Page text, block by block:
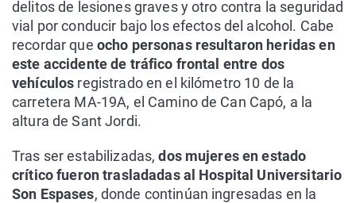
delitos de lesiones graves y otro contra la seguridad
vial por conducir bajo los efectos del alcohol. Cabe
recordar que ocho personas resultaron heridas en
este accidente de tráfico frontal entre dos
vehículos registrado en el kilómetro 10 de la
carretera MA-19A, el Camino de Can Capó, a la
altura de Sant Jordi.
Tras ser estabilizadas,dos mujeres en estado
crítico fueron trasladadas al Hospital Universitario
Son Espases, donde continúan ingresadas en la